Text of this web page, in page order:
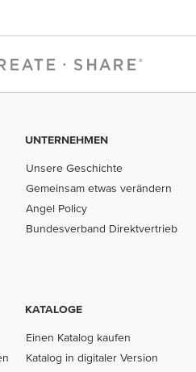
UNTERNEHMEN
Unsere Geschichte
Gemeinsam etwas verändern
Angel Policy
Bundesverband Direktvertrieb
KATALOGE
Einen Katalog kaufen
Katalog in digitaler Version